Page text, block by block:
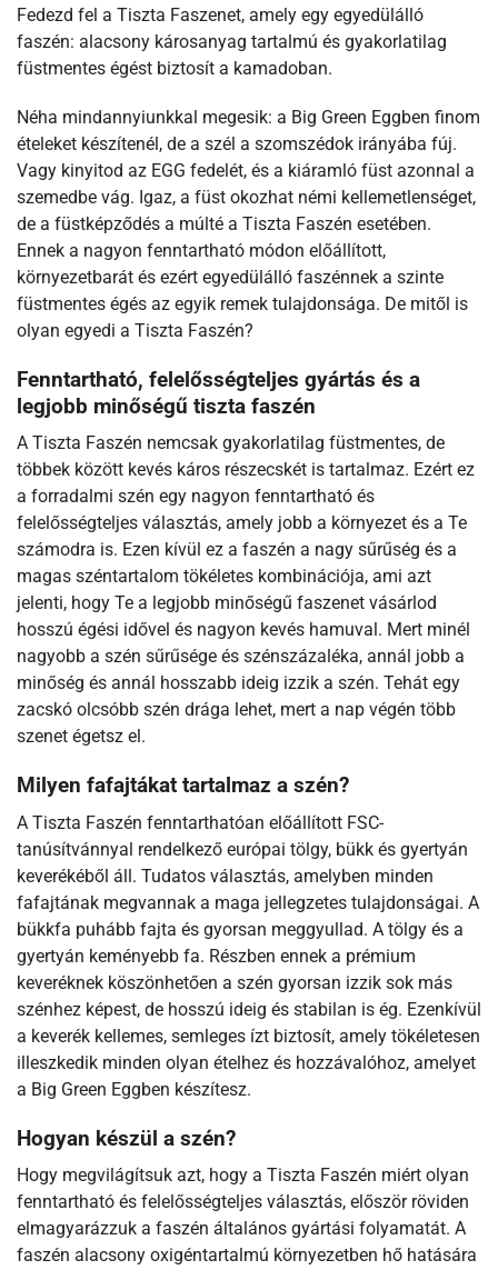
Fedezd fel a Tiszta Faszenet, amely egy egyedülálló
faszén: alacsony károsanyag tartalmú és gyakorlatilag
füstmentes égést biztosít a kamadoban.
Néha mindannyiunkkal megesik: a Big Green Eggben finom
ételeket készítenél, de a szél a szomszédok irányába fúj.
Vagy kinyitod az EGG fedelét, és a kiáramló füst azonnal a
szemedbe vág. Igaz, a füst okozhat némi kellemetlenséget,
de a füstképződés a múlté a Tiszta Faszén esetében.
Ennek a nagyon fenntartható módon előállított,
környezetbarát és ezért egyedülálló faszénnek a szinte
füstmentes égés az egyik remek tulajdonsága. De mitől is
olyan egyedi a Tiszta Faszén?
Fenntartható, felelősségteljes gyártás és a
legjobb minőségű tiszta faszén
A Tiszta Faszén nemcsak gyakorlatilag füstmentes, de
többek között kevés káros részecskét is tartalmaz. Ezért ez
a forradalmi szén egy nagyon fenntartható és
felelősségteljes választás, amely jobb a környezet és a Te
számodra is. Ezen kívül ez a faszén a nagy sűrűség és a
magas széntartalom tökéletes kombinációja, ami azt
jelenti, hogy Te a legjobb minőségű faszenet vásárlod
hosszú égési idővel és nagyon kevés hamuval. Mert minél
nagyobb a szén sűrűsége és szénszázaléka, annál jobb a
minőség és annál hosszabb ideig izzik a szén. Tehát egy
zacskó olcsóbb szén drága lehet, mert a nap végén több
szenet égetsz el.
Milyen fafajtákat tartalmaz a szén?
A Tiszta Faszén fenntarthatóan előállított FSC-
tanúsítvánnyal rendelkező európai tölgy, bükk és gyertyán
keverékéből áll. Tudatos választás, amelyben minden
fafajtának megvannak a maga jellegzetes tulajdonságai. A
bükkfa puhább fajta és gyorsan meggyullad. A tölgy és a
gyertyán keményebb fa. Részben ennek a prémium
keveréknek köszönhetően a szén gyorsan izzik sok más
szénhez képest, de hosszú ideig és stabilan is ég. Ezenkívül
a keverék kellemes, semleges ízt biztosít, amely tökéletesen
illeszkedik minden olyan ételhez és hozzávalóhoz, amelyet
a Big Green Eggben készítesz.
Hogyan készül a szén?
Hogy megvilágítsuk azt, hogy a Tiszta Faszén miért olyan
fenntartható és felelősségteljes választás, először röviden
elmagyarázzuk a faszén általános gyártási folyamatát. A
faszén alacsony oxigéntartalmú környezetben hő hatására